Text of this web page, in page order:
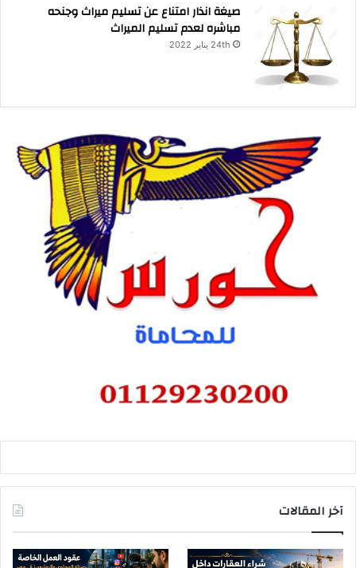
صيغة انذار امتناع عن تسليم ميراث وجنحه
مباشره لعدم تسليم الميراث
24th يناير 2022
آخر المقالات